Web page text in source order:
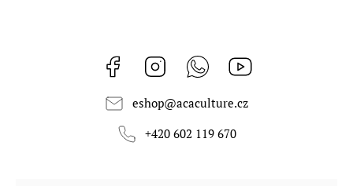
Facebook Instagram Whatsapp
eshop@acaculture.cz
+420 602 119 670